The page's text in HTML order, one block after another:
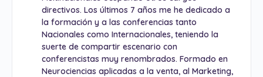
directivos. Los últimos 7 años me he dedicado a
la formación y a las conferencias tanto
Nacionales como Internacionales, teniendo la
suerte de compartir escenario con
conferencistas muy renombrados. Formado en
Neurociencias aplicadas a la venta, al Marketing,